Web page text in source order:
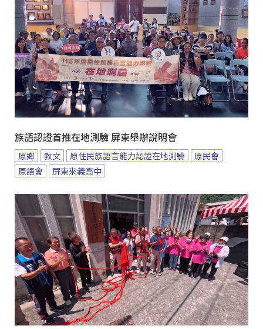
族語認證首推在地測驗 屏東舉辦說明會
原鄉 教文 原住民族語言能力認證在地測驗
原民會
原語會
屏東來義高中